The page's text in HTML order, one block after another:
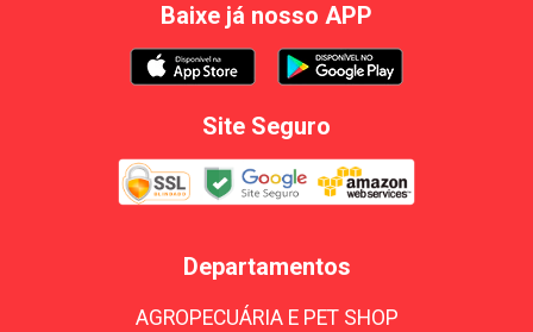
Baixe já nosso APP
Site Seguro
Departamentos
AGROPECUÁRIA E PET SHOP